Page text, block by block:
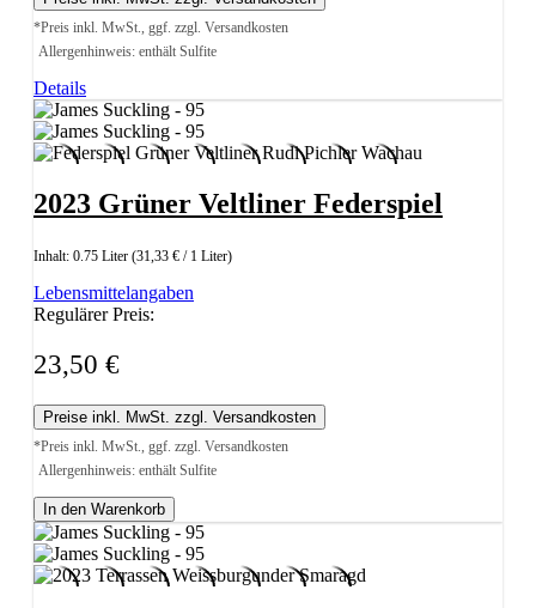
*Preis inkl. MwSt., ggf. zzgl. Versandkosten
Allergenhinweis: enthält Sulfite
Details
2023 Grüner Veltliner Federspiel
Inhalt: 0.75 Liter (31,33 € / 1 Liter)
Lebensmittelangaben
Regulärer Preis:
23,50 €
Preise inkl. MwSt. zzgl. Versandkosten
*Preis inkl. MwSt., ggf. zzgl. Versandkosten
Allergenhinweis: enthält Sulfite
In den Warenkorb